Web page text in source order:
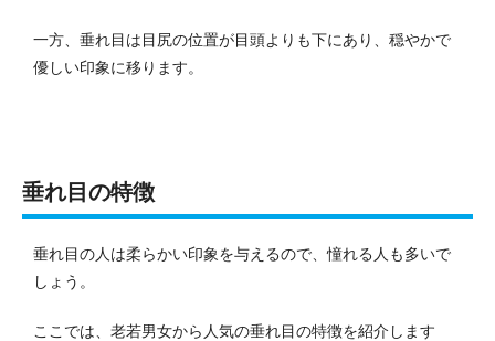
一方、垂れ目は目尻の位置が目頭よりも下にあり、穏やかで
優しい印象に移ります。
垂れ目の特徴
垂れ目の人は柔らかい印象を与えるので、憧れる人も多いで
しょう。
ここでは、老若男女から人気の垂れ目の特徴を紹介します